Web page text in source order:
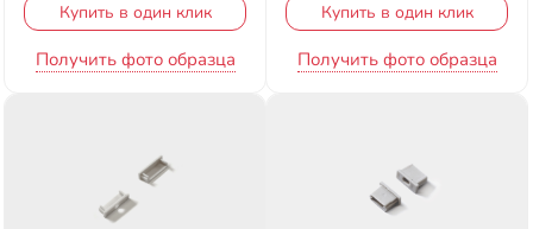
Купить в один клик
Получить фото образца
Купить в один клик
Получить фото образца